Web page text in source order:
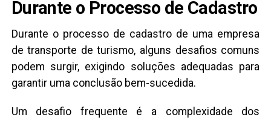
Durante o Processo de Cadastro
Durante o processo de cadastro de uma empresa
de transporte de turismo, alguns desafios comuns
podem surgir, exigindo soluções adequadas para
garantir uma conclusão bem-sucedida.
Um desafio frequente é a complexidade dos